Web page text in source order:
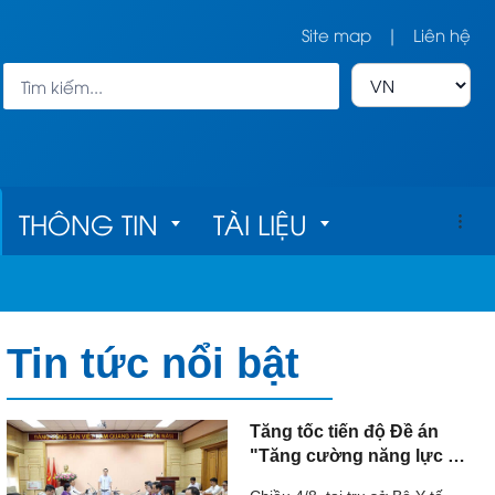
Site map | Liên hệ
THÔNG TIN
Bản đồ cơ sở
y tế
TÀI LIỆU
Tài liệu về
chăm sóc mắt
Quy trình kỹ
thuật
Tin tức nổi bật
Tăng tốc tiến độ Đề án
"Tăng cường năng lực hệ